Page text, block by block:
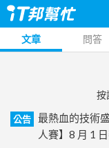
文章 問答
按
公告
最熱血的技術
人賽】8 月 1